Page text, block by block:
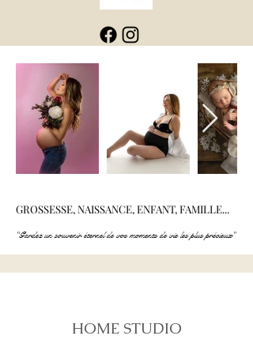
GROSSESSE, NAISSANCE, ENFANT, FAMILLE...
GROSSESSE, NAISSANCE, ENFANT, FAMILLE...
"Gardez un souvenir éternel de vos moments de vie les plus précieux"
"Gardez un souvenir éternel de vos moments de vie les plus précieux"
HOME STUDIO